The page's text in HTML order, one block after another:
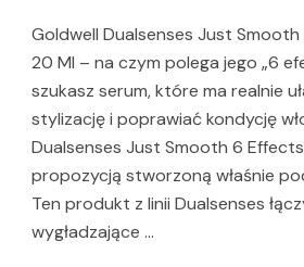
Goldwell Dualsenses Just
20 Ml – na czym polega jego „6
szukasz serum, które ma realnie
stylizację i poprawiać kondycję
Dualsenses Just Smooth 6
propozycją stworzoną właśnie
Ten produkt z linii Dualsenses
wygładzające …